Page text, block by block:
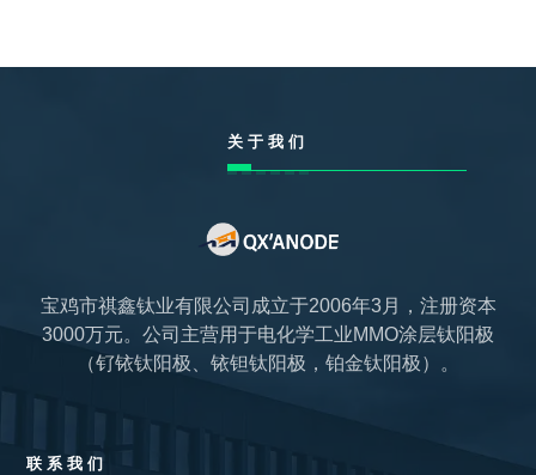
关于我们
宝鸡市祺鑫钛业有限公司成立于2006年3月，注册资本
3000万元。公司主营用于电化学工业MMO涂层钛阳极
（钌铱钛阳极、铱钽钛阳极，铂金钛阳极）。
联系我们